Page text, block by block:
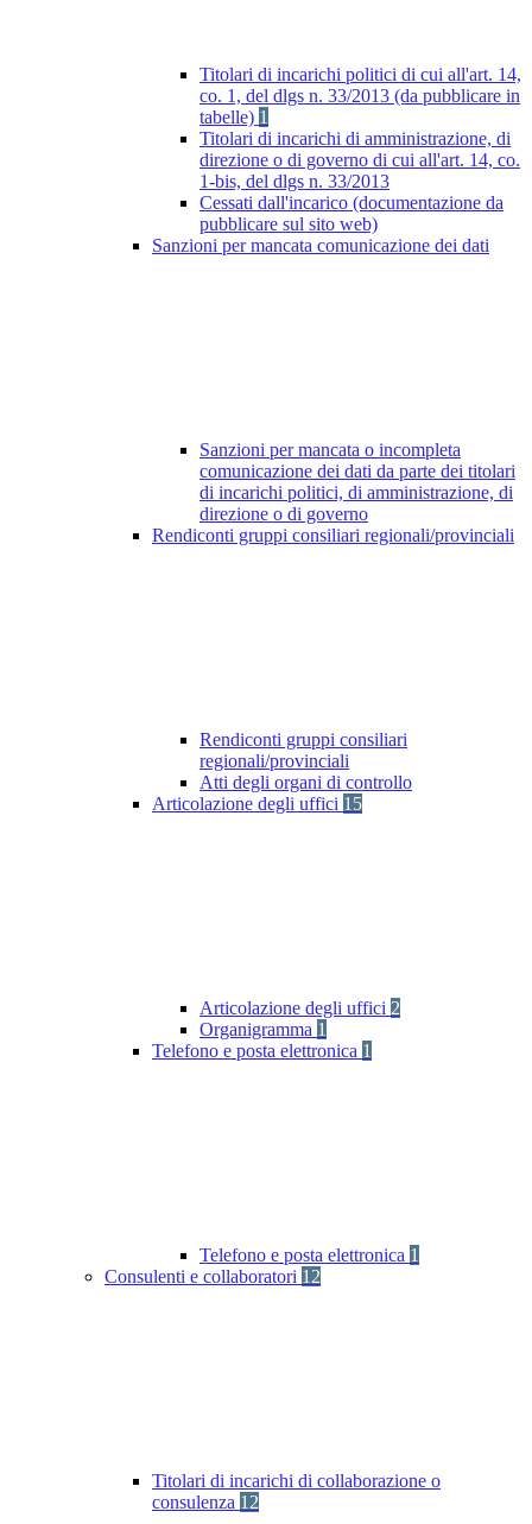
Titolari di incarichi politici di cui all'art. 14,
co. 1, del dlgs n. 33/2013 (da pubblicare in
tabelle) 1
Titolari di incarichi di amministrazione, di
direzione o di governo di cui all'art. 14, co.
1-bis, del dlgs n. 33/2013
Cessati dall'incarico (documentazione da
pubblicare sul sito web)
Sanzioni per mancata comunicazione dei dati
Sanzioni per mancata o incompleta
comunicazione dei dati da parte dei titolari
di incarichi politici, di amministrazione, di
direzione o di governo
Rendiconti gruppi consiliari regionali/provinciali
Rendiconti gruppi consiliari
regionali/provinciali
Atti degli organi di controllo
Articolazione degli uffici 15
Articolazione degli uffici 2
Organigramma 1
Telefono e posta elettronica 1
Telefono e posta elettronica 1
Consulenti e collaboratori 12
Titolari di incarichi di collaborazione o
consulenza 12